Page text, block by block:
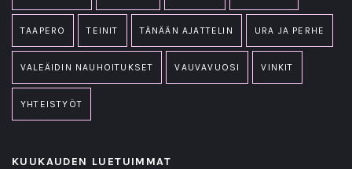
TAAPERO TEINIT TÄNÄÄN AJATTELIN URA JA PERHE
VALEÄIDIN NAUHOITUKSET VAUVAVUOSI VINKIT
YHTEISTYÖT
KUUKAUDEN LUETUIMMAT